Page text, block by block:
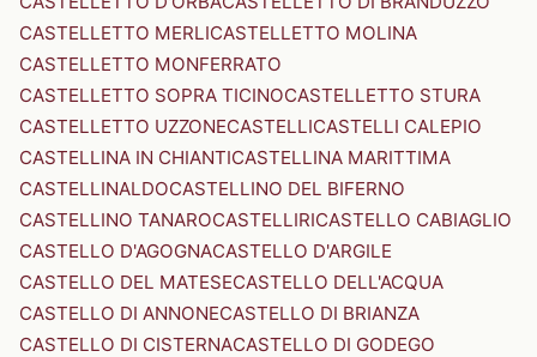
CASTELLETTO MERLICASTELLETTO MOLINA
CASTELLETTO MONFERRATO
CASTELLETTO SOPRA TICINOCASTELLETTO STURA
CASTELLETTO UZZONECASTELLICASTELLI CALEPIO
CASTELLINA IN CHIANTICASTELLINA MARITTIMA
CASTELLINALDOCASTELLINO DEL BIFERNO
CASTELLINO TANAROCASTELLIRICASTELLO CABIAGLIO
CASTELLO D'AGOGNACASTELLO D'ARGILE
CASTELLO DEL MATESECASTELLO DELL'ACQUA
CASTELLO DI ANNONECASTELLO DI BRIANZA
CASTELLO DI CISTERNACASTELLO DI GODEGO